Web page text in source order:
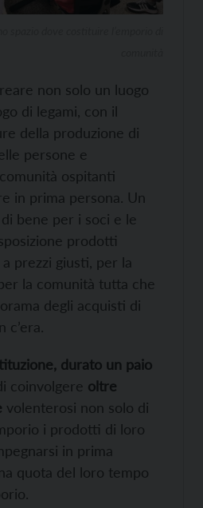
non solo un luogo
di legami, con il
della produzione di
persone e
ospitanti
in prima persona. Un
bene per i soci e le
prodotti
prezzi giusti, per la
la comunità tutta che
degli acquisti di
c’era.
durato un paio
coinvolgere oltre
volenterosi non solo di
i prodotti di loro
in prima
quota del loro tempo